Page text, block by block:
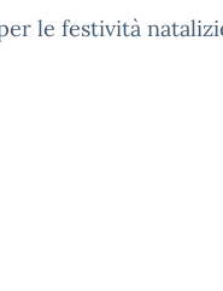
le festività